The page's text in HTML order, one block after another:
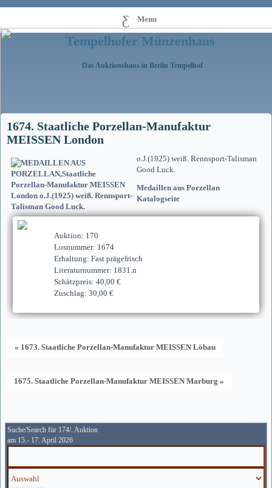
Menu
Tempelhofer Münzenhaus
Das Auktionshaus in Berlin Tempelhof
1674. Staatliche Porzellan-Manufaktur
MEISSEN London
o.J.(1925) weiß. Rennsport-Talisman
Good Luck.
Medaillen aus Porzellan
Katalogseite
Auktion: 170
Losnummer: 1674
Erhaltung: Fast prägefrisch
Literaturnummer: 1831.n
Schätzpreis: 40,00 €
Zuschlag: 30,00 €
« 1673. Staatliche Porzellan-Manufaktur MEISSEN Löbau
1675. Staatliche Porzellan-Manufaktur MEISSEN Marburg »
Suche/Search für 174/. Auktion
am 15.- 17. April 2026